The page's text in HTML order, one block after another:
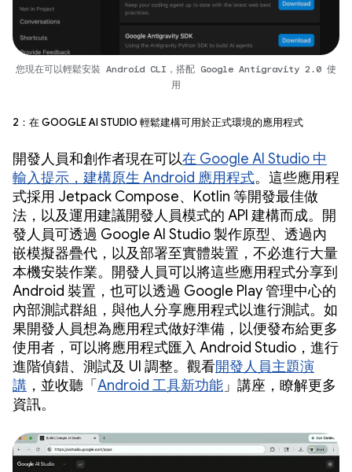
您現在可以輕鬆安裝 Android CLI，搭配 Google Antigravity 2.0 使
用
2：在 Google AI Studio 輕鬆建構可用於正式環境的應用程式
開發人員和創作者現在可以在 Google AI Studio 中
輸入提示，建構原生 Android 應用程式。這些應用程
式採用 Jetpack Compose、Kotlin 等開發最佳做
法，以及運用建議開發人員模式的 API 建構而成。開
發人員可透過 Google AI Studio 製作原型、透過內
嵌模擬器疊代，以及部署至實體裝置，不必進行大量
本機安裝作業。開發人員可以將這些應用程式分享到
Android 裝置，也可以透過 Google Play 管理中心的
內部測試群組，與他人分享應用程式以進行測試。如
果開發人員想為應用程式做好準備，以便發布給更多
使用者，可以將應用程式匯入 Android Studio，進行
進階偵錯、測試及 UI 調整。觀看開發人員主題演
講 ，並收聽「 Android 工具新功能 」講座，瞭解更多
資訊。